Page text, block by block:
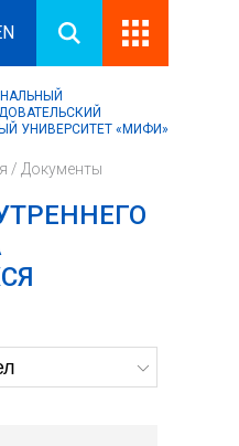
УНИВЕРСИТЕТ «МИФИ»
/ Документы